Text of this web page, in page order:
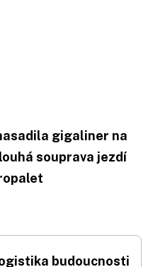
gigaliner na
souprava jezdí
budoucnosti